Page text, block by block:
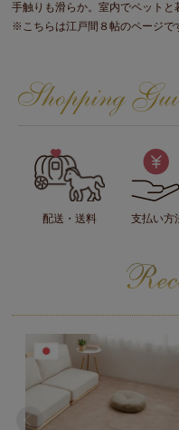
手触りも滑らか。室内でペットと
※こちらは江戸間８帖のページで
配送・送料 支払い方